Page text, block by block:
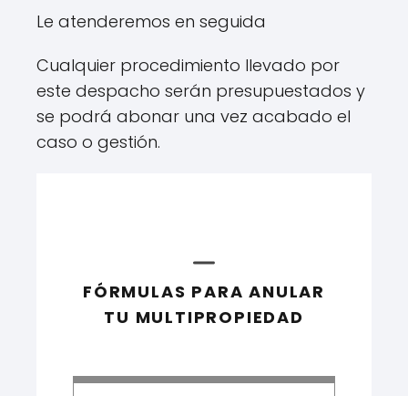
Le atenderemos en seguida
Cualquier procedimiento llevado por
este despacho serán presupuestados y
se podrá abonar una vez acabado el
caso o gestión.
FÓRMULAS PARA ANULAR
TU MULTIPROPIEDAD